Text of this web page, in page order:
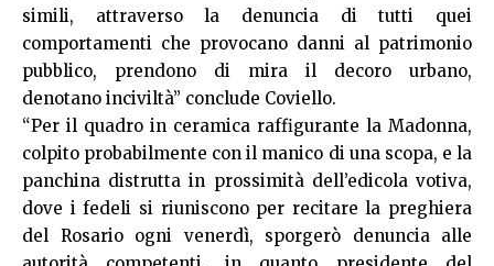
simili, attraverso la denuncia di tutti quei
comportamenti che provocano danni al patrimonio
pubblico, prendono di mira il decoro urbano,
denotano inciviltà” conclude Coviello.
“Per il quadro in ceramica raffigurante la Madonna,
colpito probabilmente con il manico di una scopa, e la
panchina distrutta in prossimità dell’edicola votiva,
dove i fedeli si riuniscono per recitare la preghiera
del Rosario ogni venerdì, sporgerò denuncia alle